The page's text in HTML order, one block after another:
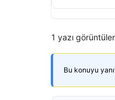
1 yazı
Bu konuyu